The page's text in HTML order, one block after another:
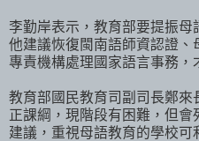
李勤岸表示，教育部要提振母
他建議恢復閩南語師資認證
專責機構處理國家語言事務，
教育部國民教育司副司長鄭
正課綱，現階段有困難，但
建議，重視母語教育的學校